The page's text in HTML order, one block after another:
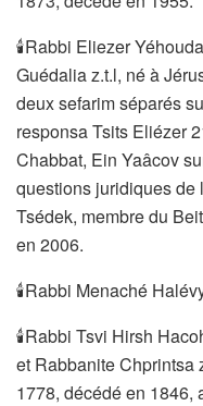
🕯Rabbi Eliezer
Guédalia z.t.l, né à
deux sefarim séparés
responsa Tsits Eliézer
Chabbat, Ein Yaâcov
questions juridiques de
Tsédek, membre du
en 2006.
🕯Rabbi Menaché
🕯Rabbi Tsvi Hirsh
et Rabbanite Chprintsa
1778, décédé en 1846,